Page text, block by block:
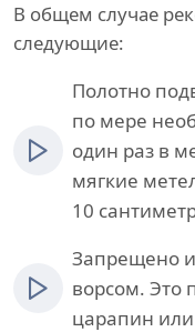
В общем случае
следующие:
Полотно
по мере
один раз в
мягкие
10
Запрещено
ворсом. Это
царапин